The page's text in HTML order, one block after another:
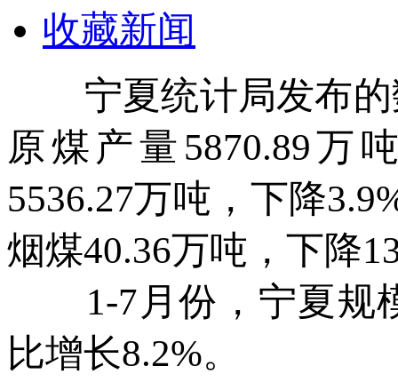
收藏新闻
宁夏统计局发布的
原煤产量5870.89万
5536.27万吨，下降
烟煤40.36万吨，下降
1-7月份，宁夏规模
比增长8.2%。